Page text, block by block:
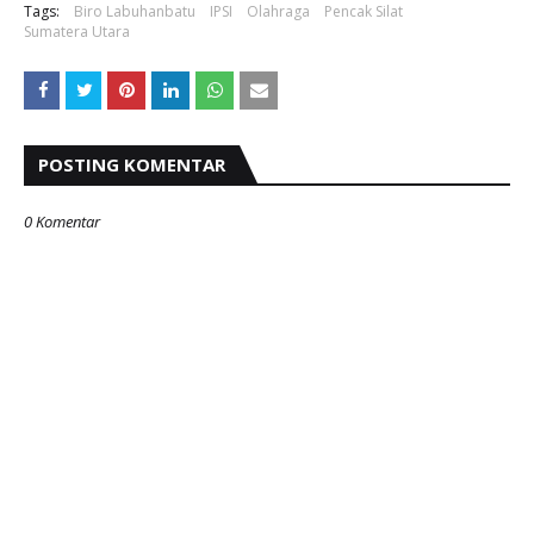
Tags: Biro Labuhanbatu IPSI Olahraga
Pencak Silat
Sumatera Utara
POSTING KOMENTAR
0 Komentar